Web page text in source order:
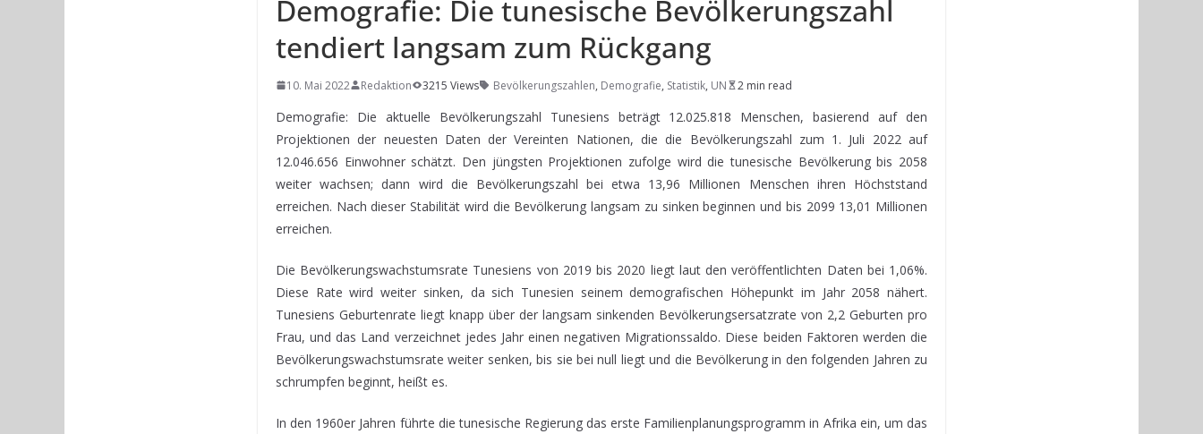
Demografie: Die tunesische Bevölkerungszahl
tendiert langsam zum Rückgang
10. Mai 2022 Redaktion 3215 Views Bevölkerungszahlen, Demografie, Statistik, UN 2 min read
Demografie: Die aktuelle Bevölkerungszahl Tunesiens beträgt 12.025.818 Menschen, basierend auf den
Projektionen der neuesten Daten der Vereinten Nationen, die die Bevölkerungszahl zum 1. Juli 2022 auf
12.046.656 Einwohner schätzt. Den jüngsten Projektionen zufolge wird die tunesische Bevölkerung bis 2058
weiter wachsen; dann wird die Bevölkerungszahl bei etwa 13,96 Millionen Menschen ihren Höchststand
erreichen. Nach dieser Stabilität wird die Bevölkerung langsam zu sinken beginnen und bis 2099 13,01 Millionen
erreichen.
Die Bevölkerungswachstumsrate Tunesiens von 2019 bis 2020 liegt laut den veröffentlichten Daten bei 1,06%.
Diese Rate wird weiter sinken, da sich Tunesien seinem demografischen Höhepunkt im Jahr 2058 nähert.
Tunesiens Geburtenrate liegt knapp über der langsam sinkenden Bevölkerungsersatzrate von 2,2 Geburten pro
Frau, und das Land verzeichnet jedes Jahr einen negativen Migrationssaldo. Diese beiden Faktoren werden die
Bevölkerungswachstumsrate weiter senken, bis sie bei null liegt und die Bevölkerung in den folgenden Jahren zu
schrumpfen beginnt, heißt es.
In den 1960er Jahren führte die tunesische Regierung das erste Familienplanungsprogramm in Afrika ein, um das